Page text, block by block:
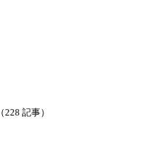
（228 記事）